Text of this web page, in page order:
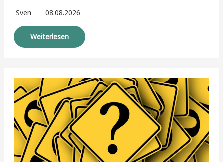
Sven 08.08.2026
Weiterlesen